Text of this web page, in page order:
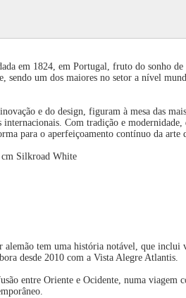
em 1824, em Portugal, fruto do sonho
sendo um dos maiores no setor a nível
e do design, figuram à mesa das
internacionais. Com tradição e
para o aperfeiçoamento contínuo da arte
cm Silkroad White
alemão tem uma história notável, que
desde 2010 com a Vista Alegre Atlantis.
entre Oriente e Ocidente, numa viagem